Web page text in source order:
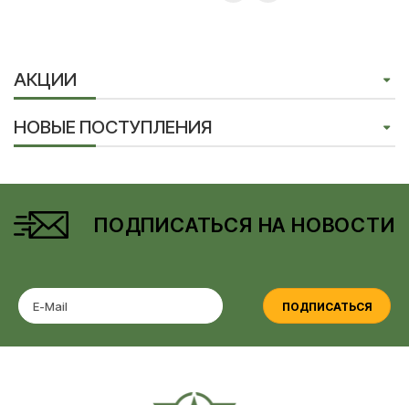
АКЦИИ
НОВЫЕ ПОСТУПЛЕНИЯ
ПОДПИСАТЬСЯ НА НОВОСТИ
ПОДПИСАТЬСЯ